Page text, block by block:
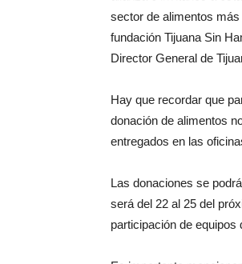
sector de alimentos
fundación Tijuana Sin
Director General de
Hay que recordar que
donación de alimentos
entregados en las
Las donaciones se
será del 22 al 25 del
participación de